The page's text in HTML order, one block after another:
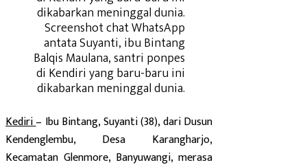
Screenshot chat WhatsApp
antata Suyanti, ibu Bintang
Balqis Maulana, santri ponpes
di Kendiri yang baru-baru ini
dikabarkan meninggal dunia.
Kediri– Ibu Bintang, Suyanti (38), dari Dusun
Kendenglembu, Desa Karangharjo,
Kecamatan Glenmore, Banyuwangi, merasa